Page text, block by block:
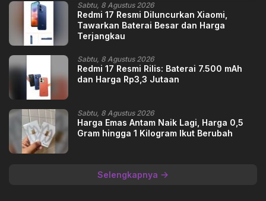
Sabtu, 8 Agustus 2026
Redmi 17 Resmi Diluncurkan Xiaomi,
Tawarkan Baterai Besar dan Harga
Terjangkau
Sabtu, 8 Agustus 2026
Redmi 17 Resmi Rilis: Baterai 7.500 mAh
dan Harga Rp3,3 Jutaan
Sabtu, 8 Agustus 2026
Harga Emas Antam Naik Lagi, Harga 0,5
Gram hingga 1 Kilogram Ikut Berubah
Selengkapnya